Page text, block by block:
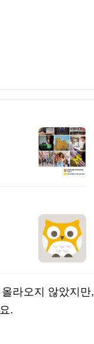
라오지 않았지만,
.